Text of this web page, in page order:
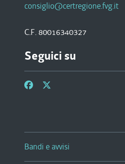
consiglio@certregione.fvg.it
C.F. 80016340327
Seguici su
Bandi e avvisi